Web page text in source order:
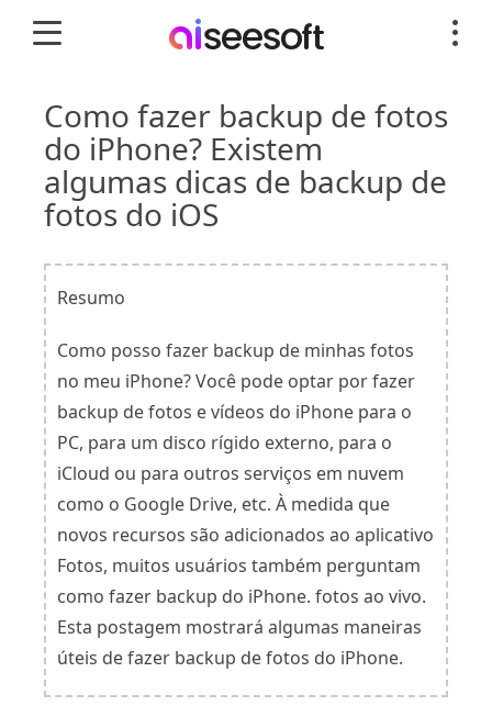
Como fazer backup de fotos
do iPhone? Existem
algumas dicas de backup de
fotos do iOS
Resumo
Como posso fazer backup de minhas fotos
no meu iPhone? Você pode optar por fazer
backup de fotos e vídeos do iPhone para o
PC, para um disco rígido externo, para o
iCloud ou para outros serviços em nuvem
como o Google Drive, etc. À medida que
novos recursos são adicionados ao aplicativo
Fotos, muitos usuários também perguntam
como fazer backup do iPhone. fotos ao vivo.
Esta postagem mostrará algumas maneiras
úteis de fazer backup de fotos do iPhone.